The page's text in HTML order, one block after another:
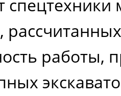
работы,